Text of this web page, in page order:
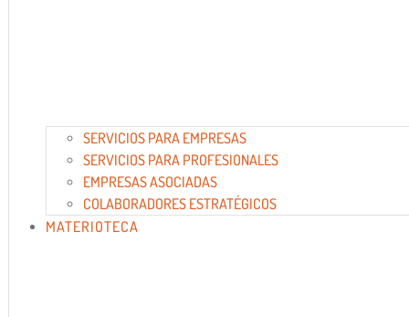
SERVICIOS PARA EMPRESAS
SERVICIOS PARA PROFESIONALES
EMPRESAS ASOCIADAS
COLABORADORES ESTRATÉGICOS
MATERIOTECA